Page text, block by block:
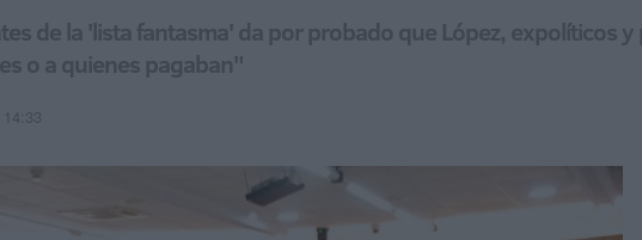
de la 'lista fantasma' da por probado que López, expolíticos
o a quienes pagaban"